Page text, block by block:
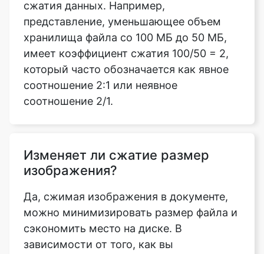
имеет коэффициент сжатия 100/50 = 2,
который часто обозначается как явное
соотношение 2:1 или неявное
соотношение 2/1.
Изменяет ли сжатие размер
Да, сжимая изображения в документе,
можно минимизировать размер файла и
сэкономить место на диске. В
зависимости от того, как вы
собираетесь использовать
изображение, например при просмотре
на экране или в сообщении электронной